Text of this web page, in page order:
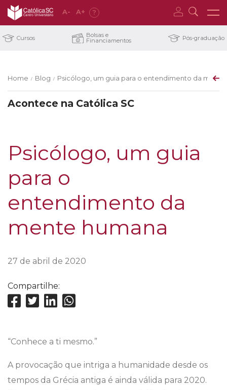
A- A+ ?
Cursos Bolsas e
Financiamentos Pós-graduação
Home / Blog / Psicólogo, um guia para o entendimento da mente
Acontece na Católica SC
Psicólogo, um guia
para o
entendimento da
mente humana
27 de abril de 2020
Compartilhe:
“Conhece a ti mesmo.”
A provocação que intriga a humanidade desde os
tempos da Grécia antiga é ainda válida para 2020.